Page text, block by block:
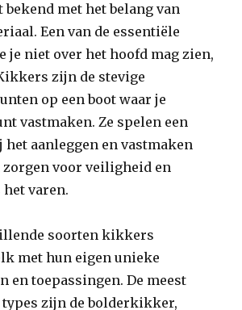
bekend met het belang van
Een van de essentiële
je niet over het hoofd mag zien,
zijn de stevige
op een boot waar je
vastmaken. Ze spelen een
aanleggen en vastmaken
zorgen voor veiligheid en
varen.
soorten kikkers
met hun eigen unieke
en toepassingen. De meest
zijn de bolderkikker,